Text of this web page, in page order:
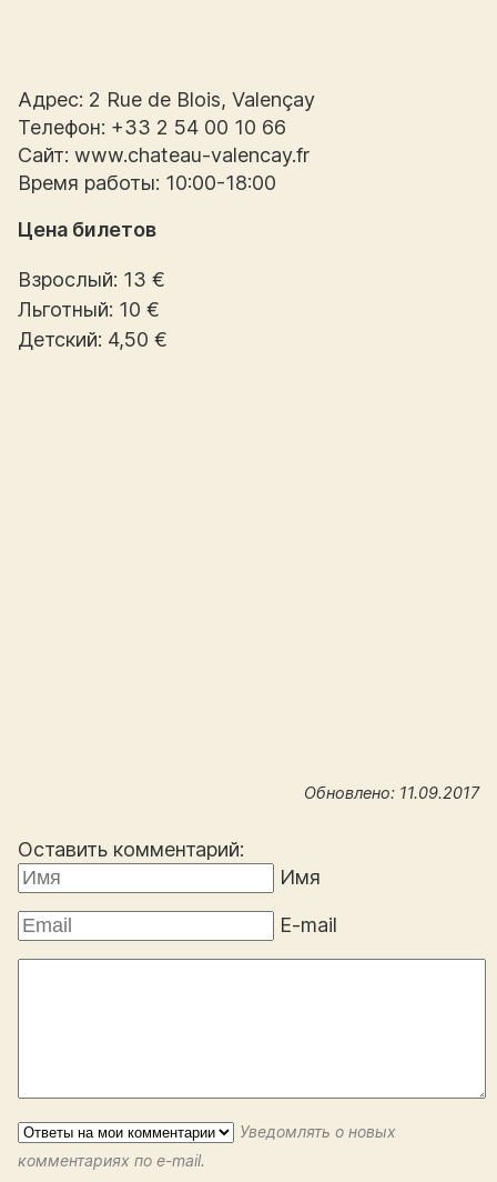
Адрес: 2 Rue de Blois, Valençay
Телефон: +33 2 54 00 10 66
Сайт: www.chateau-valencay.fr
Время работы: 10:00-18:00
Цена билетов
Взрослый: 13 €
Льготный: 10 €
Детский: 4,50 €
Обновлено: 11.09.2017
Оставить комментарий:
Имя
E-mail
Уведомлять о новых
комментариях по e-mail.